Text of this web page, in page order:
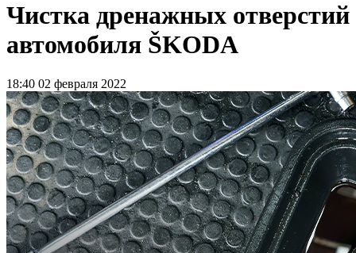
Чистка дренажных отверстий
автомобиля ŠKODA
18:40 02 февраля 2022